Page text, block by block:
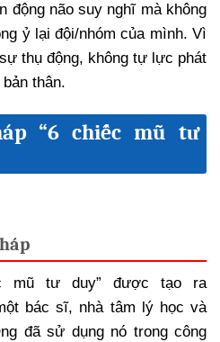
động não suy nghĩ mà không
ỷ lại đội/nhóm của mình. Vì
thụ động, không tự lực phát
thân.
“6 chiếc mũ tư
mũ tư duy” được tạo ra
bác sĩ, nhà tâm lý học và
đã sử dụng nó trong công